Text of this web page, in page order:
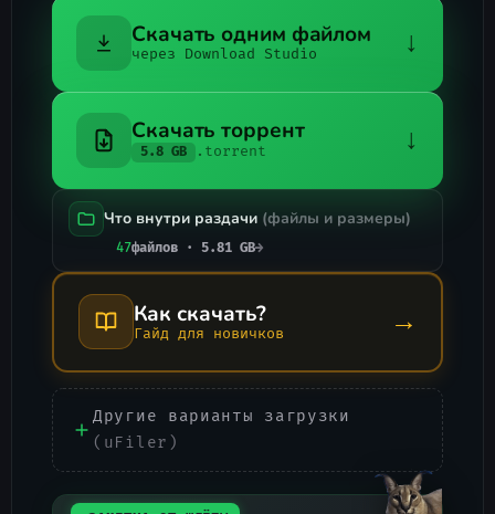
Скачать одним файлом
через Download Studio ↓
Скачать торрент
5.8 GB .torrent ↓
Что внутри раздачи (файлы и размеры)
47файлов · 5.81 GB→
Как скачать?
Гайд для новичков →
Другие варианты загрузки
(uFiler)